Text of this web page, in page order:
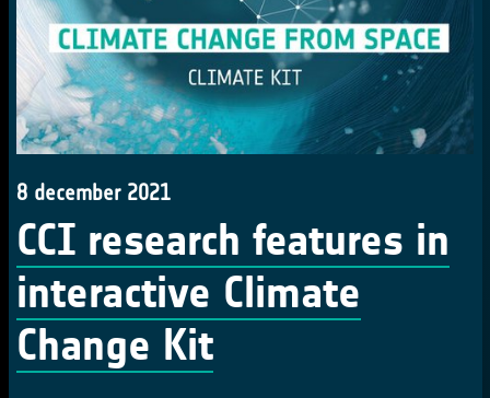
8 december 2021
CCI research features in
interactive Climate
Change Kit